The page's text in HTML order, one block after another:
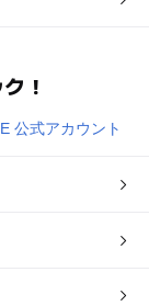
！